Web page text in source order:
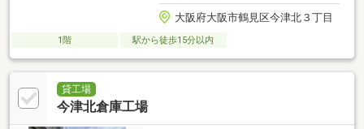
大阪府大阪市鶴見区今津北３丁目
1階 駅から徒歩15分以内
貸工場
今津北倉庫工場